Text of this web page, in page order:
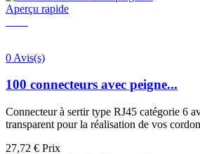
Aperçu rapide
0 Avis(s)
100 connecteurs avec peigne...
Connecteur à sertir type RJ45 catégorie 6
transparent pour la réalisation de vos
27,72 € Prix